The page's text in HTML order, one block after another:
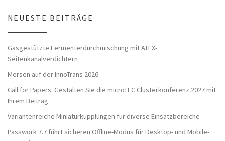
NEUESTE BEITRÄGE
Gasgestützte Fermenterdurchmischung mit ATEX-
Seitenkanalverdichtern
Mersen auf der InnoTrans 2026
Call for Papers: Gestalten Sie die microTEC Clusterkonferenz 2027 mit
Ihrem Beitrag
Variantenreiche Miniaturkupplungen für diverse Einsatzbereiche
Passwork 7.7 führt sicheren Offline-Modus für Desktop- und Mobile-